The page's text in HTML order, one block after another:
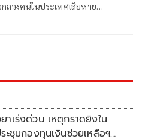
ลวงคนในประเทศเสียหาย
าเร่งด่วน เหตุกราดยิงใน
ะชุมกองทุนเงินช่วยเหลือฯ